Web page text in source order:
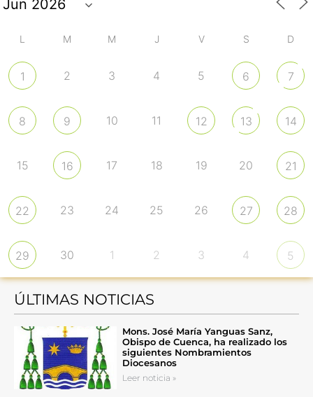
L M M J V S D
1 2 3 4 5 6 7
8 9 10 11 12 13 14
15 16 17 18 19 20 21
22 23 24 25 26 27 28
29 30 1 2 3 4 5
ÚLTIMAS NOTICIAS
Mons. José María Yanguas Sanz,
Obispo de Cuenca, ha realizado los
siguientes Nombramientos
Diocesanos
Leer noticia »